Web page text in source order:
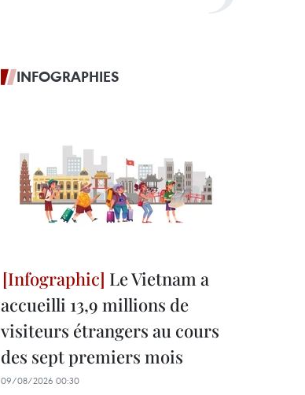
INFOGRAPHIES
Le Vietnam a
accueilli 13,9 millions de
visiteurs étrangers au cours
des sept premiers mois
09/08/2026 00:30